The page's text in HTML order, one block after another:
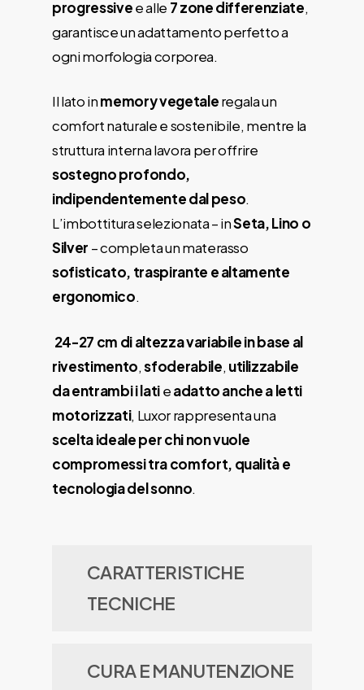
progressivee alle 7 zone differenziate,
garantisce un adattamento perfetto a
ogni morfologia corporea.
Il lato inmemory vegetaleregala un
comfort naturale e sostenibile, mentre la
struttura interna lavora per offrire
sostegno profondo,
indipendentemente dal peso.
L’imbottitura selezionata – inSeta, Lino o
Silver – completa un materasso
sofisticato, traspirante e altamente
ergonomico.
24-27 cm di altezza variabile in base al
rivestimento,sfoderabile, utilizzabile
da entrambi i latieadatto anche a letti
motorizzati, Luxor rappresenta una
scelta ideale per chi non vuole
compromessi tra comfort, qualità e
tecnologia del sonno.
CARATTERISTICHE
TECNICHE
insacchettate progressive a 7 zone
CURA E MANUTENZIONE